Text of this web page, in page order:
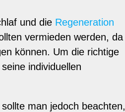
und die Regeneration
vermieden werden, da
können. Um die richtige
individuellen
man jedoch beachten,